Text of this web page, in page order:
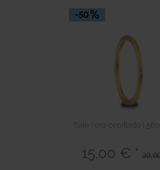
-50
Sale | oro cepillado |
15,00 € *